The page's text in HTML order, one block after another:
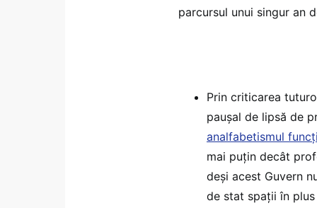
parcursul unui singur an
Prin criticarea
paușal de lipsă de
analfabetismul
mai puțin decât
deși acest Guvern
de stat spații în